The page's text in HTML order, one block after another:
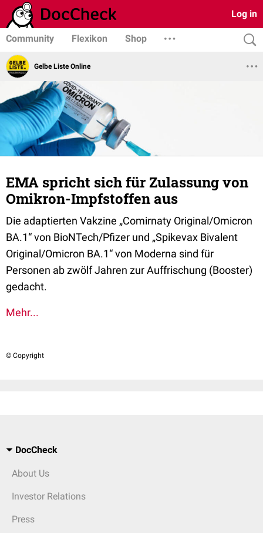
Log in
Community Flexikon Shop
Gelbe Liste Online
EMA spricht sich für Zulassung von
Omikron-Impfstoffen aus
Die adaptierten Vakzine „Comirnaty Original/Omicron
BA.1“ von BioNTech/Pfizer und „Spikevax Bivalent
Original/Omicron BA.1“ von Moderna sind für
Personen ab zwölf Jahren zur Auffrischung (Booster)
gedacht.
Mehr...
© Copyright
DocCheck
About Us
Investor Relations
Press